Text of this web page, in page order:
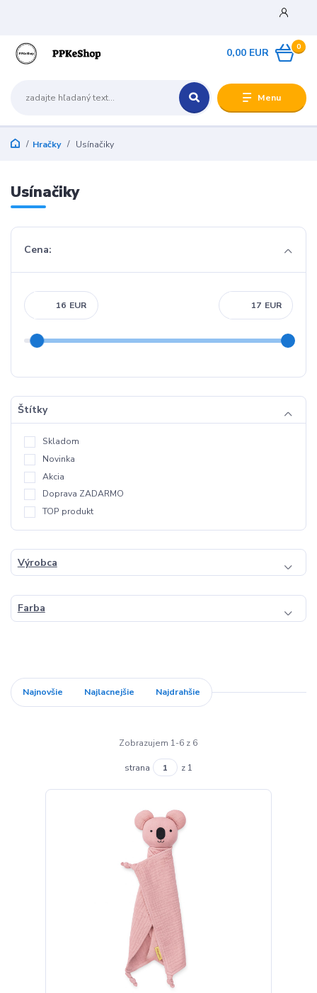
Menu
0
0,00 EUR
Hračky Usínačiky
Usínačiky
Cena:
EUR EUR
Štítky
Skladom
Novinka
Akcia
Doprava ZADARMO
TOP produkt
Výrobca
Farba
Najnovšie Najlacnejšie Najdrahšie
Zobrazujem 1-6 z 6
strana z 1